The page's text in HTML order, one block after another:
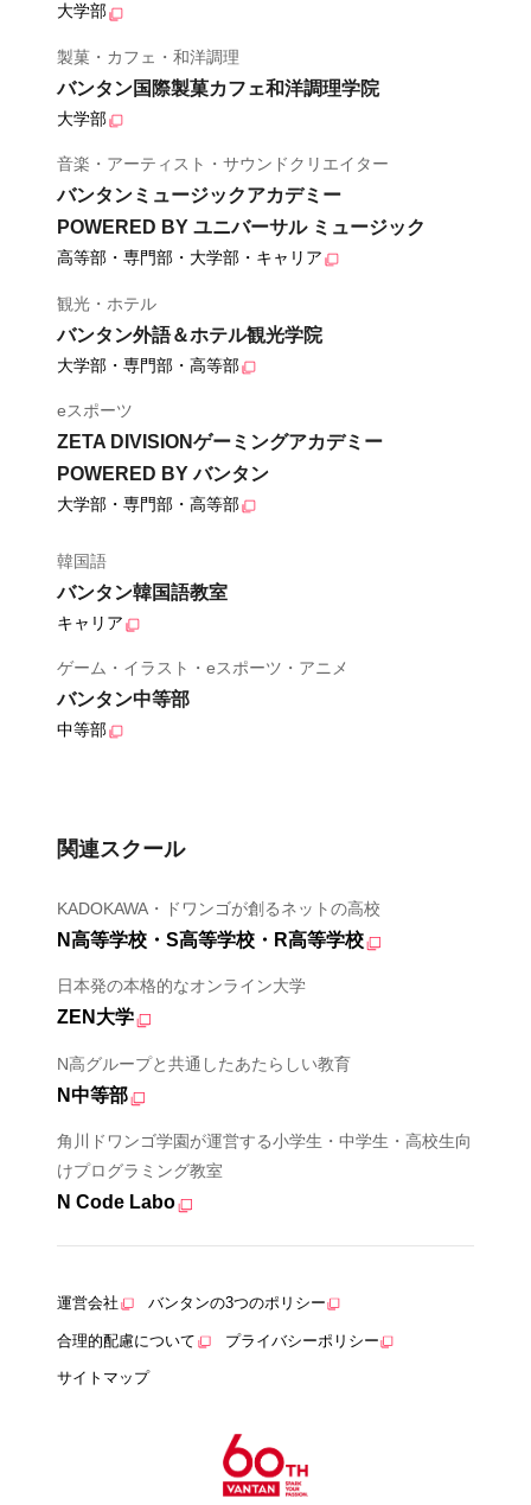
大学部
製菓・カフェ・和洋調理
バンタン国際製菓カフェ和洋調理学院
大学部
音楽・アーティスト・サウンドクリエイター
バンタンミュージックアカデミー
POWERED BY ユニバーサル ミュージック
高等部・専門部・大学部・キャリア
観光・ホテル
バンタン外語＆ホテル観光学院
大学部・専門部・高等部
eスポーツ
ZETA DIVISIONゲーミングアカデミー
POWERED BY バンタン
大学部・専門部・高等部
韓国語
バンタン韓国語教室
キャリア
ゲーム・イラスト・eスポーツ・アニメ
バンタン中等部
中等部
関連スクール
KADOKAWA・ドワンゴが創るネットの高校
N高等学校・S高等学校・R高等学校
日本発の本格的なオンライン大学
ZEN大学
N高グループと共通したあたらしい教育
N中等部
角川ドワンゴ学園が運営する小学生・中学生・高校生向
けプログラミング教室
N Code Labo
運営会社 バンタンの3つのポリシー
合理的配慮について プライバシーポリシー
サイトマップ